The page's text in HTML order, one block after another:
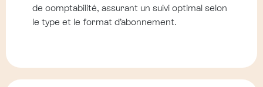
de comptabilité, assurant un suivi optimal selon
le type et le format d’abonnement.